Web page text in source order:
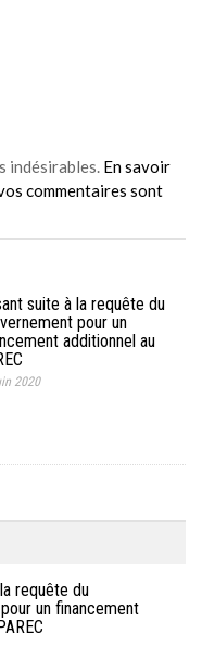
indésirables. En savoir
commentaires sont
suite à la requête du
pour un
additionnel au
2020
requête du
un financement